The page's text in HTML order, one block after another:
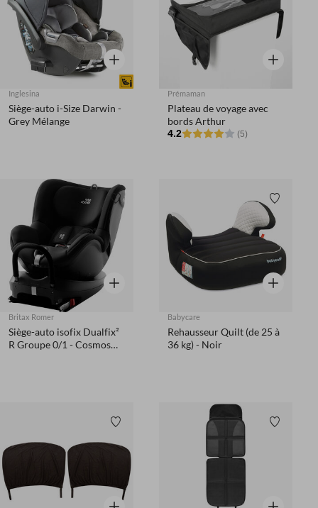
Aperçu rapide
Inglesina
Siège-auto i-Size Darwin -
Grey Mélange
Aperçu
Prémaman
Plateau de voyage avec
bords Arthur
4.2 (5)
Liste de souhaits
Aperçu rapide
Britax Romer
Siège-auto isofix Dualfix²
R Groupe 0/1 - Cosmos
Liste de
Aperçu
Babycare
Rehausseur Quilt (de 25 à
36 kg) - Noir
Liste de souhaits
Aperçu rapide
Liste de
Aperçu